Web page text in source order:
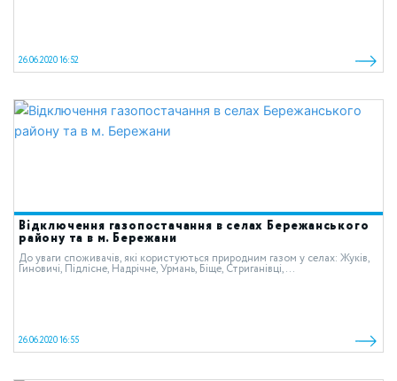
26.06.2020 16:52
Відключення газопостачання в селах Бережанського
району та в м. Бережани
До уваги споживачів, які користуються природним газом у cелах: Жуків,
Гиновичі, Підлісне, Надрічне, Урмань, Біще, Стриганівці,...
26.06.2020 16:55